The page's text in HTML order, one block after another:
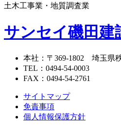
土木工事業・地質調査業
サンセイ磯田建
本社 ：〒369-1802 埼玉県
TEL ： 0494-54-0003
FAX ： 0494-54-2761
サイトマップ
免責事項
個人情報保護方針